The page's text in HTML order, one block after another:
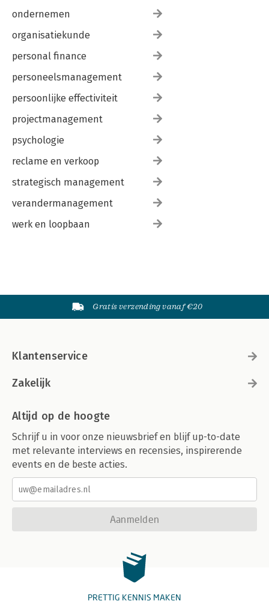
ondernemen
organisatiekunde
personal finance
personeelsmanagement
persoonlijke effectiviteit
projectmanagement
psychologie
reclame en verkoop
strategisch management
verandermanagement
werk en loopbaan
Gratis verzending vanaf €20
Klantenservice
Zakelijk
Altijd op de hoogte
Schrijf u in voor onze nieuwsbrief en blijf up-to-date
met relevante interviews en recensies, inspirerende
events en de beste acties.
Aanmelden
PRETTIG KENNIS MAKEN